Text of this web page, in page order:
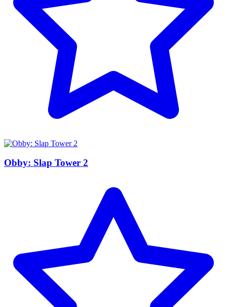
Obby: Slap Tower 2